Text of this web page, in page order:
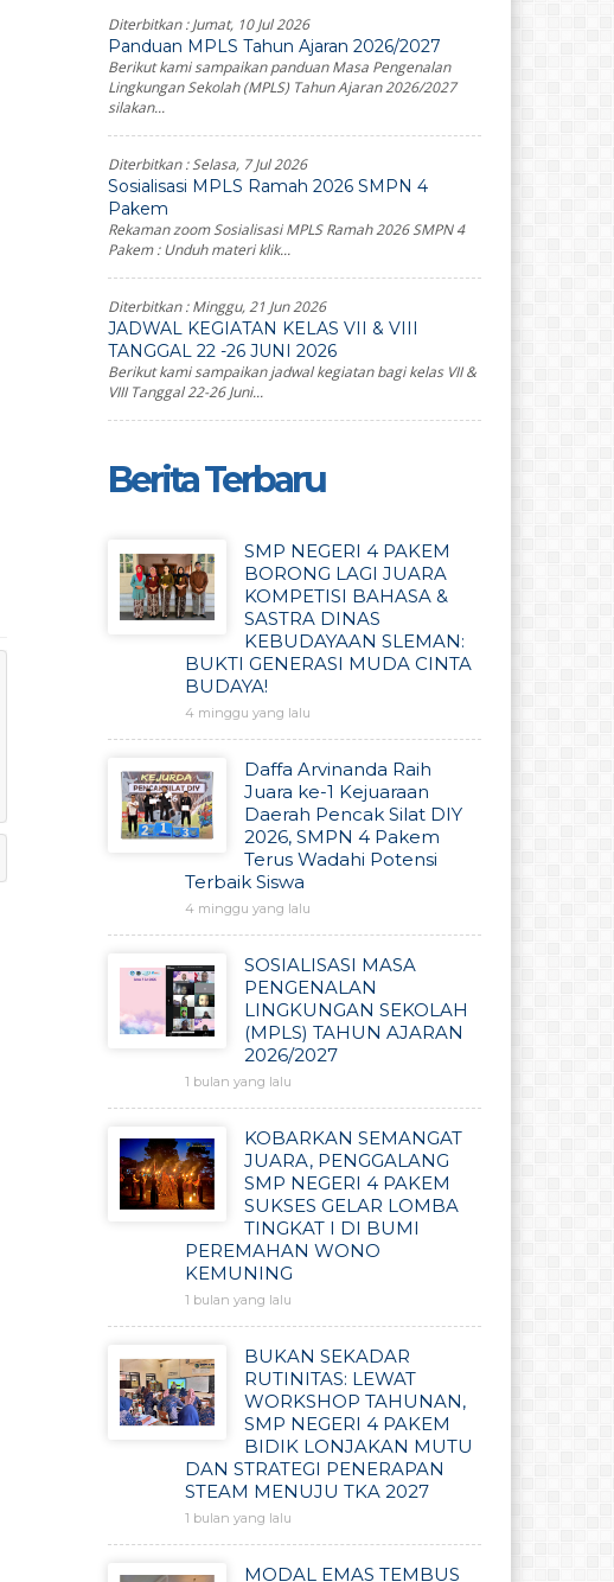
Diterbitkan :Jumat, 10 Jul 2026
Panduan MPLS Tahun Ajaran 2026/2027
Berikut kami sampaikan panduan Masa Pengenalan
Lingkungan Sekolah (MPLS) Tahun Ajaran 2026/2027
silakan...
Diterbitkan :Selasa, 7 Jul 2026
Sosialisasi MPLS Ramah 2026 SMPN 4
Pakem
Rekaman zoom Sosialisasi MPLS Ramah 2026 SMPN 4
Pakem : Unduh materi klik...
Diterbitkan :Minggu, 21 Jun 2026
JADWAL KEGIATAN KELAS VII & VIII
TANGGAL 22 -26 JUNI 2026
Berikut kami sampaikan jadwal kegiatan bagi kelas VII &
VIII Tanggal 22-26 Juni...
Berita Terbaru
SMP NEGERI 4 PAKEM
BORONG LAGI JUARA
KOMPETISI BAHASA &
SASTRA DINAS
KEBUDAYAAN SLEMAN:
BUKTI GENERASI MUDA CINTA
BUDAYA!
4 minggu yang lalu
Daffa Arvinanda Raih
Juara ke-1 Kejuaraan
Daerah Pencak Silat DIY
2026, SMPN 4 Pakem
Terus Wadahi Potensi
Terbaik Siswa
4 minggu yang lalu
SOSIALISASI MASA
PENGENALAN
LINGKUNGAN SEKOLAH
(MPLS) TAHUN AJARAN
2026/2027
1 bulan yang lalu
KOBARKAN SEMANGAT
JUARA, PENGGALANG
SMP NEGERI 4 PAKEM
SUKSES GELAR LOMBA
TINGKAT I DI BUMI
PEREMAHAN WONO
KEMUNING
1 bulan yang lalu
BUKAN SEKADAR
RUTINITAS: LEWAT
WORKSHOP TAHUNAN,
SMP NEGERI 4 PAKEM
BIDIK LONJAKAN MUTU
DAN STRATEGI PENERAPAN
STEAM MENUJU TKA 2027
1 bulan yang lalu
MODAL EMAS TEMBUS